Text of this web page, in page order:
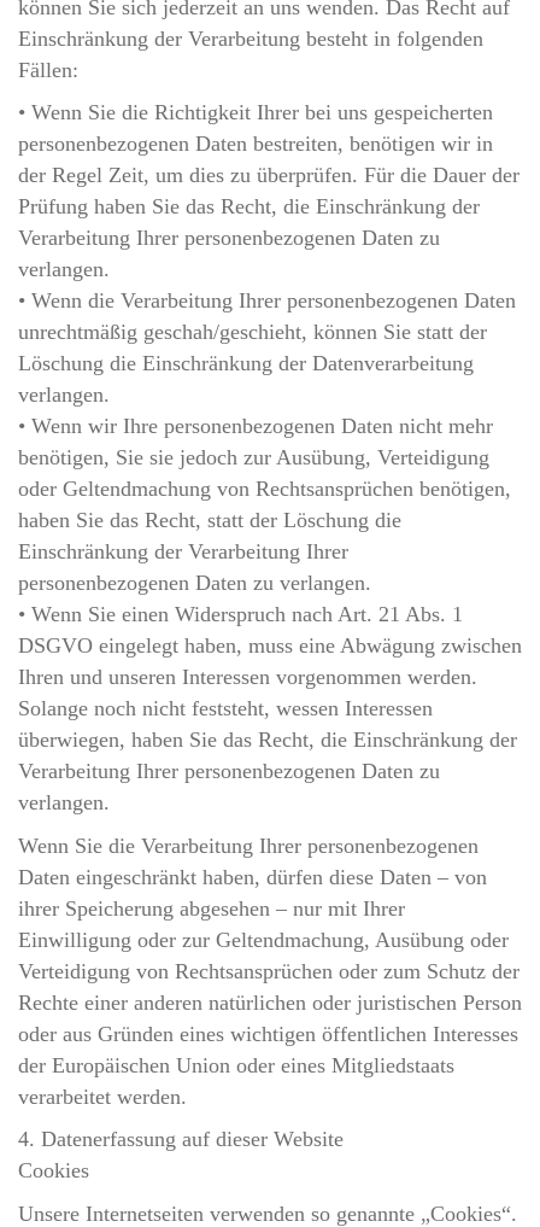
können Sie sich jederzeit an uns wenden. Das Recht auf
Einschränkung der Verarbeitung besteht in folgenden
Fällen:
• Wenn Sie die Richtigkeit Ihrer bei uns gespeicherten
personenbezogenen Daten bestreiten, benötigen wir in
der Regel Zeit, um dies zu überprüfen. Für die Dauer der
Prüfung haben Sie das Recht, die Einschränkung der
Verarbeitung Ihrer personenbezogenen Daten zu
verlangen.
• Wenn die Verarbeitung Ihrer personenbezogenen Daten
unrechtmäßig geschah/geschieht, können Sie statt der
Löschung die Einschränkung der Datenverarbeitung
verlangen.
• Wenn wir Ihre personenbezogenen Daten nicht mehr
benötigen, Sie sie jedoch zur Ausübung, Verteidigung
oder Geltendmachung von Rechtsansprüchen benötigen,
haben Sie das Recht, statt der Löschung die
Einschränkung der Verarbeitung Ihrer
personenbezogenen Daten zu verlangen.
• Wenn Sie einen Widerspruch nach Art. 21 Abs. 1
DSGVO eingelegt haben, muss eine Abwägung zwischen
Ihren und unseren Interessen vorgenommen werden.
Solange noch nicht feststeht, wessen Interessen
überwiegen, haben Sie das Recht, die Einschränkung der
Verarbeitung Ihrer personenbezogenen Daten zu
verlangen.
Wenn Sie die Verarbeitung Ihrer personenbezogenen
Daten eingeschränkt haben, dürfen diese Daten – von
ihrer Speicherung abgesehen – nur mit Ihrer
Einwilligung oder zur Geltendmachung, Ausübung oder
Verteidigung von Rechtsansprüchen oder zum Schutz der
Rechte einer anderen natürlichen oder juristischen Person
oder aus Gründen eines wichtigen öffentlichen Interesses
der Europäischen Union oder eines Mitgliedstaats
verarbeitet werden.
4. Datenerfassung auf dieser Website
Cookies
Unsere Internetseiten verwenden so genannte „Cookies“.